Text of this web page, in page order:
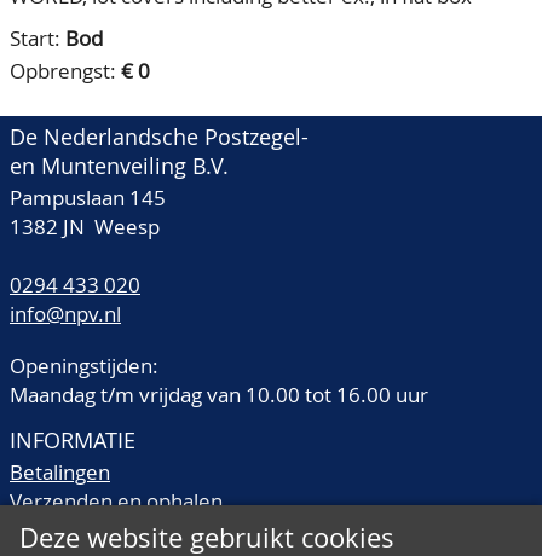
Start: Bod
Opbrengst: € 0
De Nederlandsche Postzegel-
en Muntenveiling B.V.
Pampuslaan 145
1382 JN Weesp
0294 433 020
info@npv.nl
Openingstijden:
Maandag t/m vrijdag van 10.00 tot 16.00 uur
INFORMATIE
Betalingen
Verzenden en ophalen
Veilingtermen
Deze website gebruikt cookies